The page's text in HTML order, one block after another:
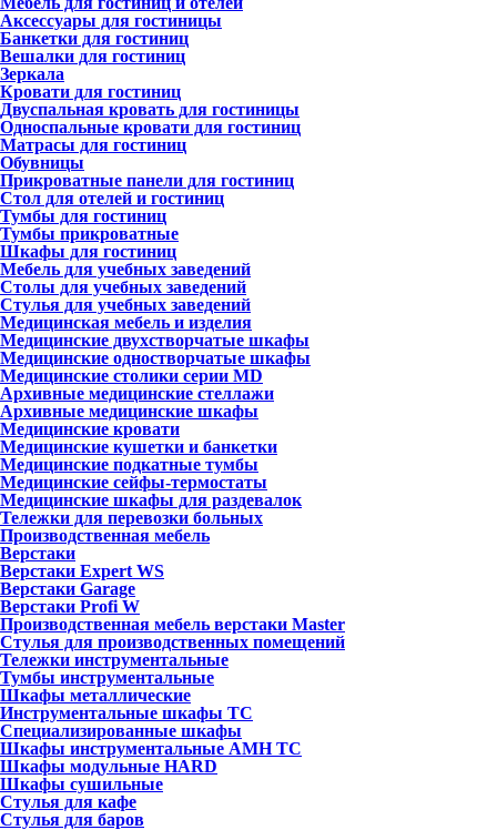
Аксессуары для гостиницы
Банкетки для гостиниц
Вешалки для гостиниц
Зеркала
Кровати для гостиниц
Двуспальная кровать для гостиницы
Односпальные кровати для гостиниц
Матрасы для гостиниц
Обувницы
Прикроватные панели для гостиниц
Стол для отелей и гостиниц
Тумбы для гостиниц
Тумбы прикроватные
Шкафы для гостиниц
Мебель для учебных заведений
Столы для учебных заведений
Стулья для учебных заведений
Медицинская мебель и изделия
Медицинские двухстворчатые шкафы
Медицинские одностворчатые шкафы
Медицинские столики серии MD
Архивные медицинские стеллажи
Архивные медицинские шкафы
Медицинские кровати
Медицинские кушетки и банкетки
Медицинские подкатные тумбы
Медицинские сейфы-термостаты
Медицинские шкафы для раздевалок
Тележки для перевозки больных
Производственная мебель
Верстаки
Верстаки Expert WS
Верстаки Garage
Верстаки Profi W
Производственная мебель верстаки Master
Стулья для производственных помещений
Тележки инструментальные
Тумбы инструментальные
Шкафы металлические
Инструментальные шкафы ТС
Специализированные шкафы
Шкафы инструментальные АМН ТС
Шкафы модульные HARD
Шкафы сушильные
Стулья для кафе
Стулья для баров